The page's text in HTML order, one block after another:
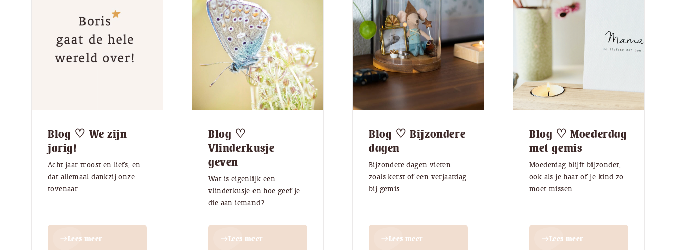
Blog ♡ We zijn
jarig!
Acht jaar troost en liefs, en
dat allemaal dankzij onze
tovenaar...
eastLees meer
Blog ♡
Vlinderkusje
geven
Wat is eigenlijk een
vlinderkusje en hoe geef je
die aan iemand?
eastLees meer
Blog ♡ Bijzondere
dagen
Bijzondere dagen vieren
zoals kerst of een verjaardag
bij gemis.
eastLees meer
Blog ♡ Moederdag
met gemis
Moederdag blijft bijzonder,
ook als je haar of je kind zo
moet missen...
eastLees meer